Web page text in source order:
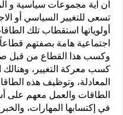
ان اية مجموعات سياسية و
تسعى للتغيير السياسي أو
أولوياتها استقطاب تلك
اجتماعية هامة بصفتهم
وكسب هذا القطاع من قبل
كسب معركة التغيير، وهنالك
المعادلة، وتوظيف هذه
الطاقات والعمل معهم
في إكتسابها المهارات،